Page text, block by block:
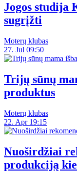
Jogos studija
sugrįžti
Moterų klubas
27. Jul 09:50
Trijų sūnų
produktus
Moterų klubas
22. Apr 19:15
Nuoširdžiai
produkciją